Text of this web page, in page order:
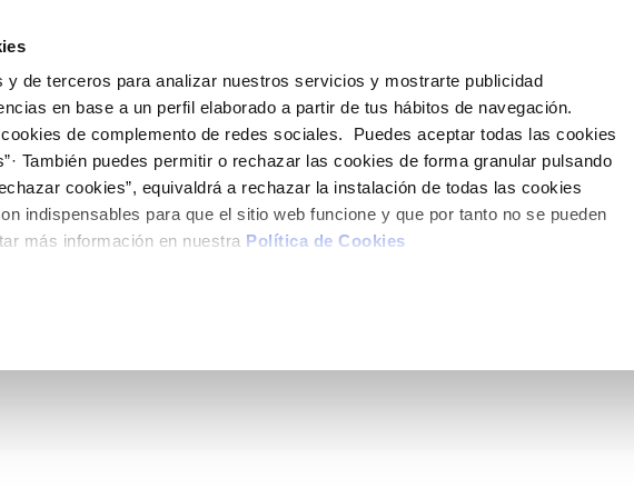
y de terceros para analizar nuestros servicios y mostrarte publicidad
en base a un perfil elaborado a partir de tus hábitos de navegación.
de complemento de redes sociales. Puedes aceptar todas las cookies
También puedes permitir o rechazar las cookies de forma granular pulsando
cookies”, equivaldrá a rechazar la instalación de todas las cookies
indispensables para que el sitio web funcione y que por tanto no se pueden
más información en nuestra Política de Cookies
de titular
de suministro
MODIFICACIÓN DE DATOS
Actualizar datos bancarios
Actualizar datos de domicilio
Tu Servicio
AL CLIENTE
de contacto
COMPROMISO DE SERVICIO
Carta de compromisos
Customer Counsel (Defensa del
Tu Agua
calidad del agua
CUIDADOS DEL AGUA
Consejos de ahorro
Conócenos
COMPROMISOS
ambiente